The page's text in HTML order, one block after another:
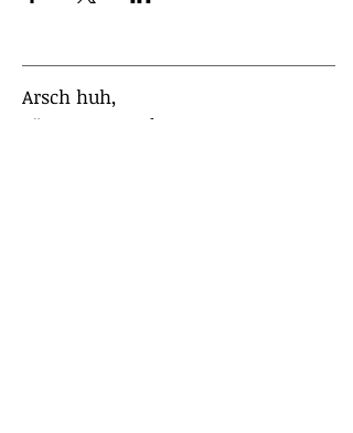
Arsch huh,
Zäng ussenander